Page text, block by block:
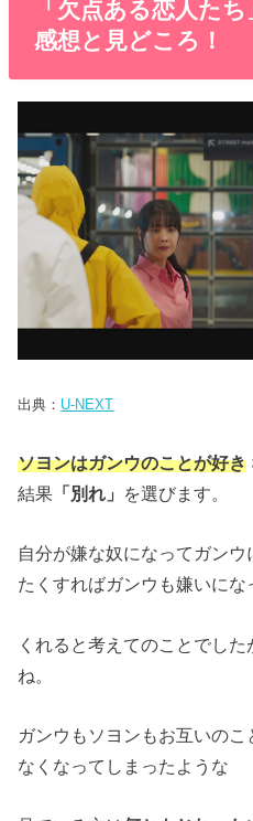
「欠点ある恋人た
感想と見どころ！
出典： U-NEXT
ソヨンはガンウのことが好き
結果 「別れ」 を選びます。
自分が嫌な奴になってガン
たくすればガンウも嫌いにな
くれると考えてのことでし
ね。
ガンウもソヨンもお互いの
なくなってしまったような